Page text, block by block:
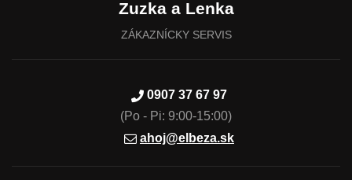
Zuzka a Lenka
ZÁKAZNÍCKY SERVIS
0907 37 67 97
(Po - Pi: 9:00-15:00)
ahoj@elbeza.sk
Vážime si vaše súkromie